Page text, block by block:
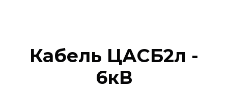
Кабель ЦАСБ2л -
6кВ